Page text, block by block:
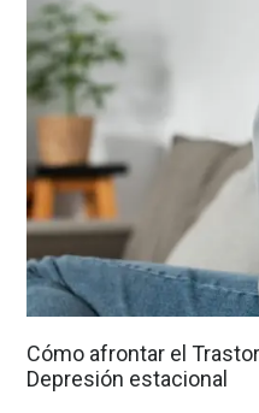
Cómo afrontar el
Depresión estacional